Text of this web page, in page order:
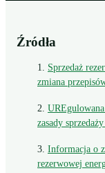
Źródła
Sprzedaż
zmiana
zasady
Informacja o
rezerwowej